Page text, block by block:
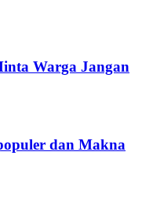
Warga Jangan
dan Makna